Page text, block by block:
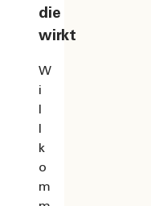
die
wirkt
W
i
k
o
m